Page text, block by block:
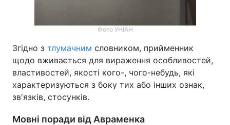
Фото УНІАН
Згідно з тлумачним словником, прийменник
щодо вживається для вираження особливостей,
властивостей, якості кого-, чого-небудь, які
характеризуються з боку тих або інших ознак,
зв'язків, стосунків.
Мовні поради від Авраменка